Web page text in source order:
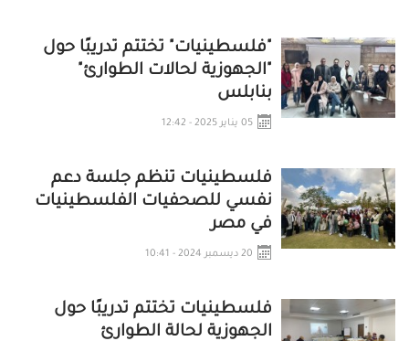
"فلسطينيات" تختتم تدريبًا حول
"الجهوزية لحالات الطوارئ"
بنابلس
05 يناير 2025 - 12:42
فلسطينيات تنظم جلسة دعم
نفسي للصحفيات الفلسطينيات
في مصر
20 ديسمبر 2024 - 10:41
فلسطينيات تختتم تدريبًا حول
الجهوزية لحالة الطوارئ